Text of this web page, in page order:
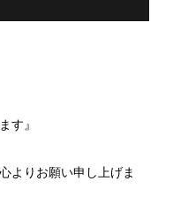
す』
よりお願い申し上げま